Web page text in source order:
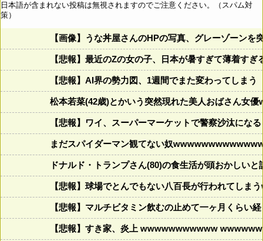
日本語が含まれない投稿は無視されますのでご注意ください。（スパム対
策）
【画像】うな丼屋さんのHPの写真、グレーゾーンを
【悲報】最近のZの女の子、日本が暑すぎて薄着すぎ
【悲報】AI界の勢力図、1週間でまた変わってしまう
松本若菜(42歳)とかいう突然現れた美人おばさん女優
【悲報】ワイ、スーパーマーケットで警察沙汰にな
まだスパイダーマン観てない奴
ドナルド・トランプさん(80)の食生活が頭おかしい
【悲報】球場でとんでもない八百長が行われてし
【悲報】マルチビタミン飲むの止めて一ヶ月くらい
【悲報】すき家、炎上 wwwwwwwwwww